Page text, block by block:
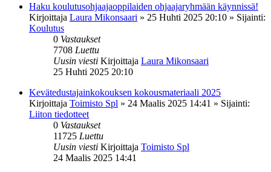
Haku koulutusohjaajaoppilaiden ohjaajaryhmään käynnissä!
Kirjoittaja Laura Mikonsaari » 25 Huhti 2025 20:10 » Sijainti:
Koulutus
0 Vastaukset
7708 Luettu
Uusin viesti Kirjoittaja Laura Mikonsaari
25 Huhti 2025 20:10
Kevätedustajainkokouksen kokousmateriaali 2025
Kirjoittaja Toimisto Spl » 24 Maalis 2025 14:41 » Sijainti:
Liiton tiedotteet
0 Vastaukset
11725 Luettu
Uusin viesti Kirjoittaja Toimisto Spl
24 Maalis 2025 14:41